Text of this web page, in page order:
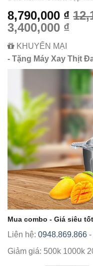
8,790,000 ₫
3,400,000 ₫
KHUYẾN MẠI
- Tặng Máy Xay Thịt
Mua combo - Giá siêu
Liên hệ: 0948.869.866 -
Giảm giá: 500k 1000k